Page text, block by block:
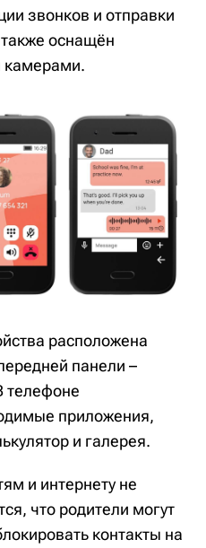
звонков и отправки
оснащён
камерами.
расположена
панели –
телефоне
приложения,
и галерея.
и интернету не
что родители могут
контакты на